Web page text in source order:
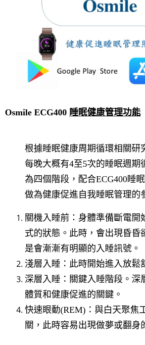
Osmile ECG400 睡眠健康管理功能
根據睡眠健康周期循環相關研
每晚大概有4至5次的睡眠週期
為四個階段，配合ECG400睡
做為健康促進自我睡眠管理的
關機入睡前：身體準備斷電開
式的狀態。此時，會出現昏昏
是會漸漸有明顯的入睡訊號。
淺層入睡：此時開始進入放鬆
深層入睡：關鍵入睡階段。深
體質和健康促進的關鍵。
快速眼動(REM)：與白天聚焦
關，此時容易出現做夢或翻身